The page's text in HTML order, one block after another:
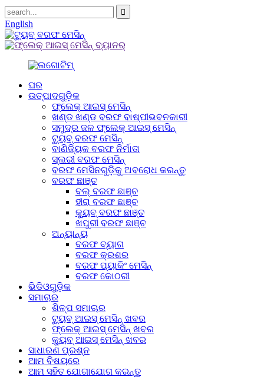
English
ଘର
ଉତ୍ପାଦଗୁଡ଼ିକ
ଫ୍ଲେକ୍ ଆଇସ୍ ମେସିନ୍
ଖଣ୍ଡ ଖଣ୍ଡ ବରଫ ବାଷ୍ପୀଭବନକାରୀ
ସମୁଦ୍ର ଜଳ ଫ୍ଲେକ୍ ଆଇସ୍ ମେସିନ୍
ଟ୍ୟୁବ୍ ବରଫ ମେସିନ୍
ବାଣିଜ୍ୟିକ ବରଫ ନିର୍ମାତା
ସ୍ଲରୀ ବରଫ ମେସିନ୍
ବରଫ ମେସିନଗୁଡ଼ିକୁ ଅବରୋଧ କରନ୍ତୁ
ବରଫ ଛାଞ୍ଚ
ବଲ୍ ବରଫ ଛାଞ୍ଚ
ହୀରା ବରଫ ଛାଞ୍ଚ
କ୍ୟୁବ୍ ବରଫ ଛାଞ୍ଚ
ଖପୁରୀ ବରଫ ଛାଞ୍ଚ
ଅନ୍ୟାନ୍ୟ
ବରଫ ବ୍ୟାଗ
ବରଫ କ୍ରଶର
ବରଫ ପ୍ୟାକିଂ ମେସିନ୍
ବରଫ କୋଠରୀ
ଭିଡିଓଗୁଡ଼ିକ
ସମାଚାର
ଶିଳ୍ପ ସମାଚାର
ଟ୍ୟୁବ୍ ଆଇସ୍ ମେସିନ୍ ଖବର
ଫ୍ଲେକ୍ ଆଇସ୍ ମେସିନ୍ ଖବର
କ୍ୟୁବ୍ ଆଇସ୍ ମେସିନ୍ ଖବର
ସାଧାରଣ ପ୍ରଶ୍ନ
ଆମ ବିଷୟରେ
ଆମ ସହିତ ଯୋଗାଯୋଗ କରନ୍ତୁ